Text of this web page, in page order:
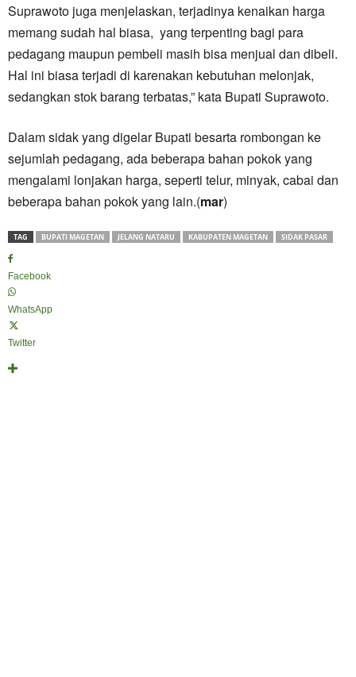
Suprawoto juga menjelaskan, terjadinya kenaikan harga
memang sudah hal biasa, yang terpenting bagi para
pedagang maupun pembeli masih bisa menjual dan dibeli.
Hal ini biasa terjadi di karenakan kebutuhan melonjak,
sedangkan stok barang terbatas,” kata Bupati Suprawoto.
Dalam sidak yang digelar Bupati besarta rombongan ke
sejumlah pedagang, ada beberapa bahan pokok yang
mengalami lonjakan harga, seperti telur, minyak, cabai dan
beberapa bahan pokok yang lain.(mar)
TAG BUPATI MAGETAN JELANG NATARU KABUPATEN MAGETAN SIDAK PASAR
Facebook
WhatsApp
Twitter